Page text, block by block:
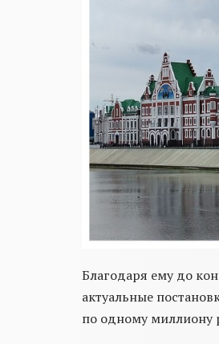
Благодаря ему до
актуальные
по одному миллиону